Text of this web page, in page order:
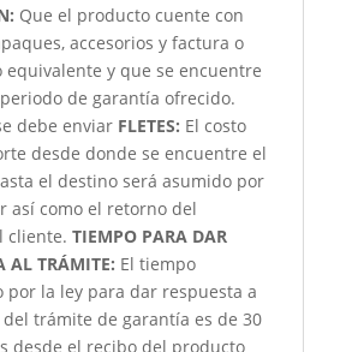
: Que el producto cuente con
accesorios y factura o
equivalente y que se encuentre
de garantía ofrecido.
debe enviar FLETES: El costo
desde donde se encuentre el
el destino será asumido por
así como el retorno del
cliente. TIEMPO PARA DAR
AL TRÁMITE: El tiempo
por la ley para dar respuesta a
trámite de garantía es de 30
desde el recibo del producto